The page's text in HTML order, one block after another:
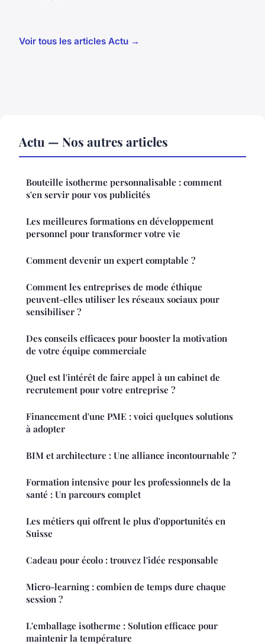
Voir tous les articles Actu →
Actu — Nos autres articles
Bouteille isotherme personnalisable : comment
s'en servir pour vos publicités
Les meilleures formations en développement
personnel pour transformer votre vie
Comment devenir un expert comptable ?
Comment les entreprises de mode éthique
peuvent-elles utiliser les réseaux sociaux pour
sensibiliser ?
Des conseils efficaces pour booster la motivation
de votre équipe commerciale
Quel est l'intérêt de faire appel à un cabinet de
recrutement pour votre entreprise ?
Financement d'une PME : voici quelques solutions
à adopter
BIM et architecture : Une alliance incontournable ?
Formation intensive pour les professionnels de la
santé : Un parcours complet
Les métiers qui offrent le plus d'opportunités en
Suisse
Cadeau pour écolo : trouvez l'idée responsable
Micro-learning : combien de temps dure chaque
session ?
L'emballage isotherme : Solution efficace pour
maintenir la température